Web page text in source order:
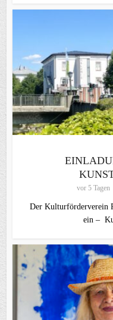
vor 5 Tagen
Der Kulturförderverein
ein –